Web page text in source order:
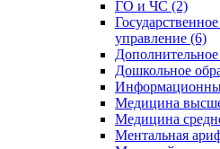
ГО и ЧС (2)
управление (6)
Дошкольное
Медицина
Медицина
Ментальная